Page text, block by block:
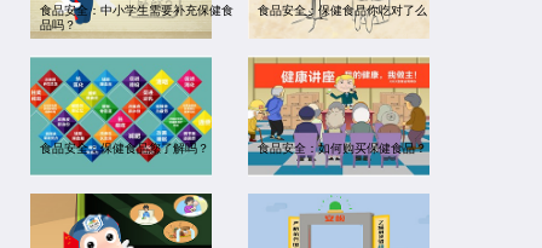
食品安全：中小学生需要补充保健食
品吗？
食品安全：保健食品你吃对了么
食品安全：保健食品您了解吗？ 食品安全：如何购买保健食品？